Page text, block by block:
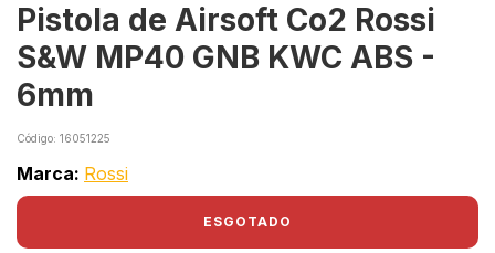
Pistola de Airsoft Co2 Rossi
S&W MP40 GNB KWC ABS -
6mm
Código: 16051225
Marca: Rossi